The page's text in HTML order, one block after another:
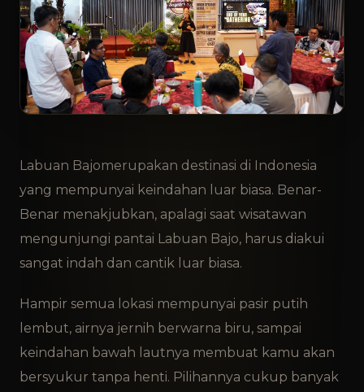
Labuan Bajomerupakan destinasi di Indonesia
yang mempunyai keindahan luar biasa. Benar-
Benar menakjubkan, apalagi saat wisatawan
mengunjungi pantai Labuan Bajo, harus diakui
sangat indah dan cantik luar biasa.
Hampir semua lokasi mempunyai pasir putih
lembut, airnya jernih berwarna biru, sampai
keindahan bawah lautnya membuat kamu akan
bersyukur tanpa henti. Pilihannya cukup banyak